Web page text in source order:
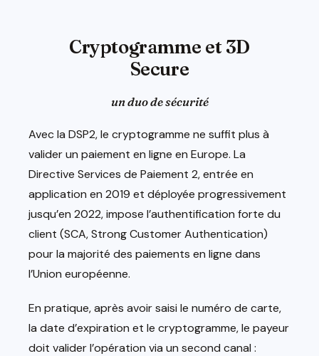
Cryptogramme et 3D
Secure
un duo de sécurité
Avec la DSP2, le cryptogramme ne suffit plus à
valider un paiement en ligne en Europe. La
Directive Services de Paiement 2, entrée en
application en 2019 et déployée progressivement
jusqu’en 2022, impose l’authentification forte du
client (SCA, Strong Customer Authentication)
pour la majorité des paiements en ligne dans
l’Union européenne.
En pratique, après avoir saisi le numéro de carte,
la date d’expiration et le cryptogramme, le payeur
doit valider l’opération via un second canal :